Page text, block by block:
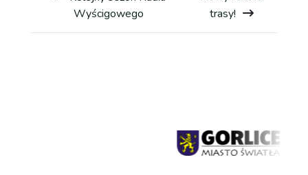
Wyścigowego
trasy!